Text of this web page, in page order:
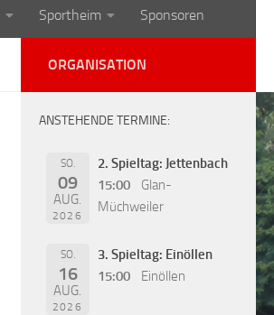
Sportheim Sponsoren
ORGANISATION
ANSTEHENDE TERMINE:
SO.
09
AUG.
2026
2. Spieltag: Jettenbach
15:00
Glan-
Müchweiler
SO.
16
AUG.
2026
3. Spieltag: Einöllen
15:00
Einöllen